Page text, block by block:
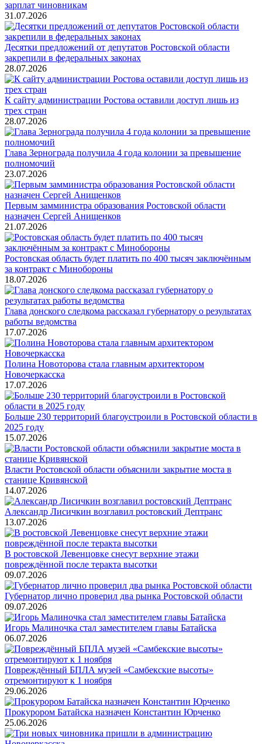
зарплат чиновникам
31.07.2026
Десятки предложений от депутатов Ростовской области
закрепили в федеральных законах
28.07.2026
К сайту администрации Ростова оставили доступ лишь из
трех стран
28.07.2026
Глава Зернограда получила 4 года колонии за превышение
полномочий
23.07.2026
Первым замминистра образования Ростовской области
назначен Сергей Анищенков
21.07.2026
Ростовская область будет платить по 400 тысяч заключённым
за контракт с Минобороны
18.07.2026
Глава донского следкома рассказал губернатору о результатах
работы ведомства
17.07.2026
Полина Новоторова стала главным архитектором
Новочеркасска
17.07.2026
Больше 230 территорий благоустроили в Ростовской области в
2025 году
15.07.2026
Власти Ростовской области объяснили закрытие моста в
станице Кривянской
14.07.2026
Александр Лисичкин возглавил ростовский Дептранс
13.07.2026
В ростовской Левенцовке снесут верхние этажи
повреждённой после теракта высотки
09.07.2026
Губернатор лично проверил два рынка Ростовской области
09.07.2026
Игорь Малиночка стал заместителем главы Батайска
06.07.2026
Повреждённый БПЛА музей «Самбекские высоты»
отремонтируют к 1 ноября
29.06.2026
Прокурором Батайска назначен Константин Юрченко
25.06.2026